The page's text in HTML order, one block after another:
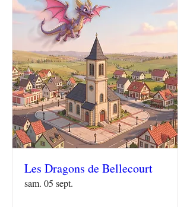
Les Dragons de Bellecourt
sam. 05 sept.